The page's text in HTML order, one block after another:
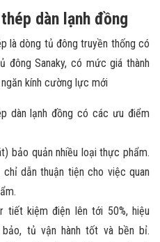
dàn lạnh đồng
là dòng tủ đông truyền thống có
Sanaky, có mức giá thành
kính cường lực mới
dàn lạnh đồng có các ưu điểm
bảo quản nhiều loại thực phẩm.
chỉ dẫn thuận tiện cho việc quan
tiết kiệm điện lên tới 50%, hiệu
tủ vận hành tốt và bền bỉ.